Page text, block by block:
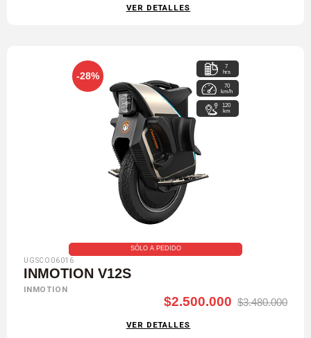
VER DETALLES
-28%
7
hrs
70
km/h
120
km
SÓLO A PEDIDO
UGSCO06016
INMOTION V12S
INMOTION
$2.500.000 $3.480.000
VER DETALLES